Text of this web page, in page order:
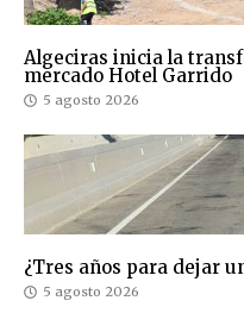
Algeciras inicia la
mercado Hotel Garrido
5 agosto 2026
¿Tres años para dejar
5 agosto 2026